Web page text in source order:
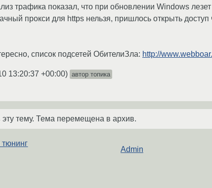
трафика показал, что при обновлении Windows
прокси для https нельзя, пришлось открыть
список подсетей ОбителиЗла: http://
13:20:37 +00:00) автор топика
тему. Тема перемещена в архив.
тюнинг
Admin